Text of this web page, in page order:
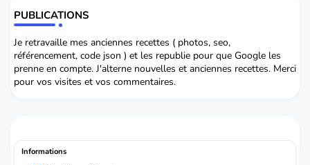
PUBLICATIONS
Je retravaille mes anciennes recettes ( photos, seo,
référencement, code json ) et les republie pour que Google les
prenne en compte. J'alterne nouvelles et anciennes recettes. Merci
pour vos visites et vos commentaires.
Informations